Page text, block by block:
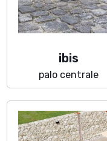
ibis
palo centrale